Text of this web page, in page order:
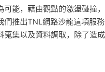
可能，藉由觀點的激盪碰撞
們推出TNL網路沙龍這項服務
蒐集以及資料調取，除了造